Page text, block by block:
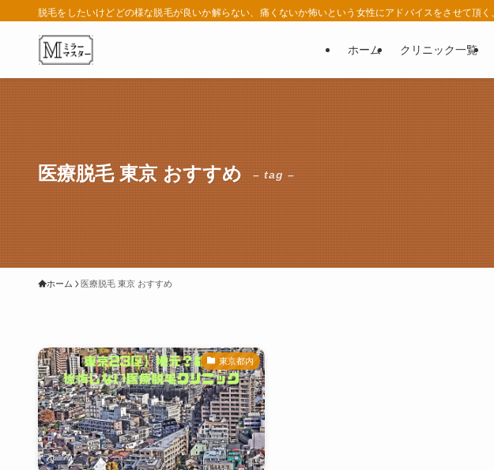
脱毛をしたいけどどの様な脱毛が良いか解らない、痛くないか怖いという女性にアドバイスをさせて頂
ホーム クリニック一覧
医療脱毛 東京 おすすめ – tag –
ホーム 医療脱毛 東京 おすすめ
東京都内